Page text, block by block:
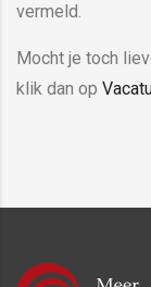
vermeld.
Mocht je toch
klik dan op